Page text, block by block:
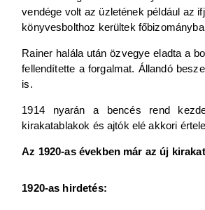
vendége volt az üzletének például az
könyvesbolthoz kerültek
Rainer halála után özvegye eladta a
fellendítette a forgalmat. Állandó
is.
1914 nyarán a bencés rend
kirakatablakok és ajtók elé akkori
Az 1920-as években már az új
1920-as hirdetés: